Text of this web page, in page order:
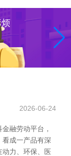
2026-06-24
融劳动平台，
成一产品有深
动力、环保、医